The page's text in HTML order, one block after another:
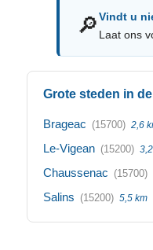
🔎Vindt u
Laat ons
Grote steden in
Brageac (15700) 2,6
Le-Vigean (15200)
Chaussenac (15700)
Salins (15200) 5,5 km